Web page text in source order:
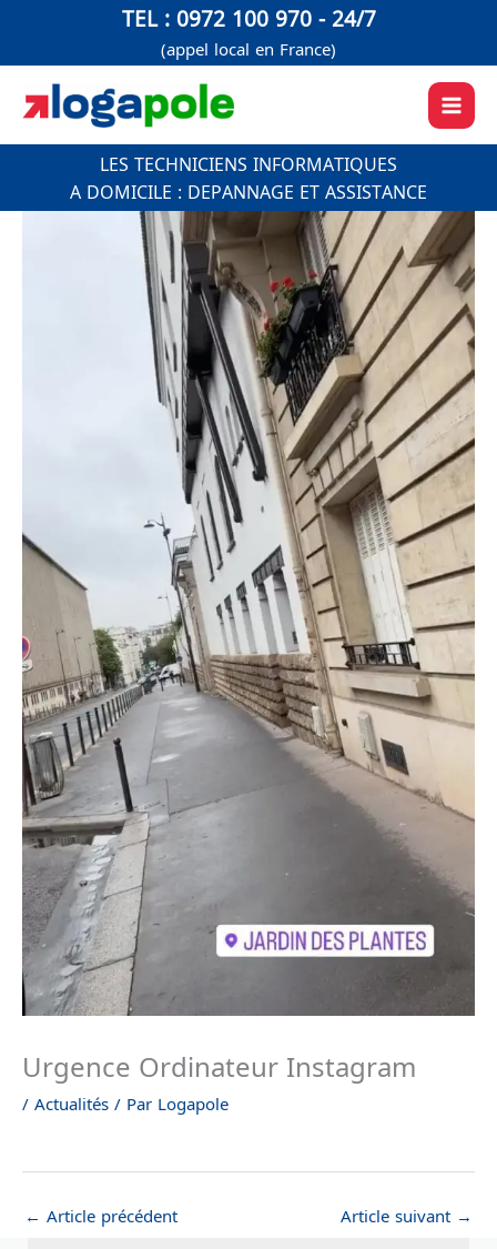
contenu
TEL : 0972 100 970 - 24/7
(appel local en France)
LES TECHNICIENS INFORMATIQUES
A DOMICILE : DEPANNAGE ET ASSISTANCE
Urgence Ordinateur Instagram
/ Actualités / Par Logapole
← Article précédent Article suivant →